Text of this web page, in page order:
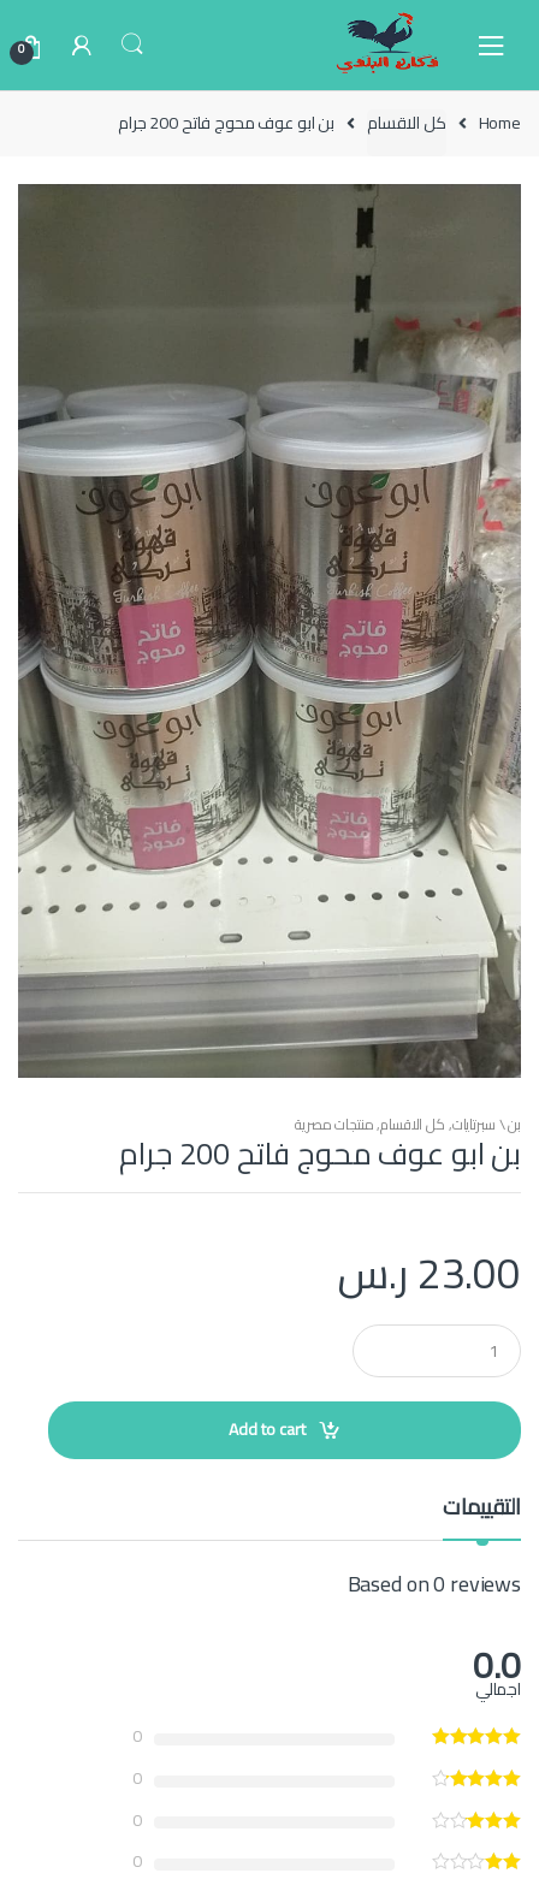
0
Home كل الاقسام بن ابو عوف محوج فاتح 200 جرام
بن \ سبرتايات,كل الاقسام,منتجات مصرية
بن ابو عوف محوج فاتح 200 جرام
23.00ر.س
Q
u
a
t
i
Add to cart
التقييمات
Based on 0 reviews
0.0
اجمالي
0
0
0
0